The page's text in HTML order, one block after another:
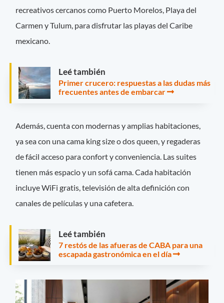
recreativos cercanos como Puerto Morelos, Playa del
Carmen y Tulum, para disfrutar las playas del Caribe
mexicano.
Leé también
Primer crucero: respuestas a las dudas más
frecuentes antes de embarcar
Además, cuenta con modernas y amplias habitaciones,
ya sea con una cama king size o dos queen, y regaderas
de fácil acceso para confort y conveniencia. Las suites
tienen más espacio y un sofá cama. Cada habitación
incluye WiFi gratis, televisión de alta definición con
canales de películas y una cafetera.
Leé también
7 restós de las afueras de CABA para una
escapada gastronómica en el día